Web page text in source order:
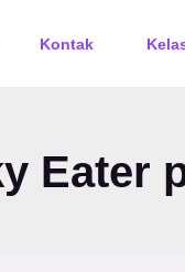
Kontak
Eater